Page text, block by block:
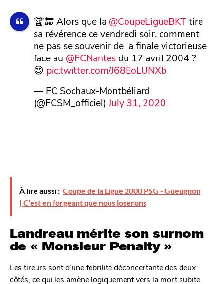
🏆🔚 Alors que la @CoupeLigueBKTtire
sa révérence ce vendredi soir, comment
ne pas se souvenir de la finale victorieuse
face au @FCNantesdu 17 avril 2004 ?
😍 pic.twitter.com/J68EoLUNXb
— FC Sochaux-Montbéliard
(@FCSM_officiel) July 31, 2020
À lire aussi : Coupe de la Ligue 2000 PSG - Gueugnon
| C'est en forgeant que nous loserons
Landreau mérite son surnom
de « Monsieur Penalty »
Les tireurs sont d’une fébrilité déconcertante des deux
côtés, ce qui les amène logiquement vers la mort subite.